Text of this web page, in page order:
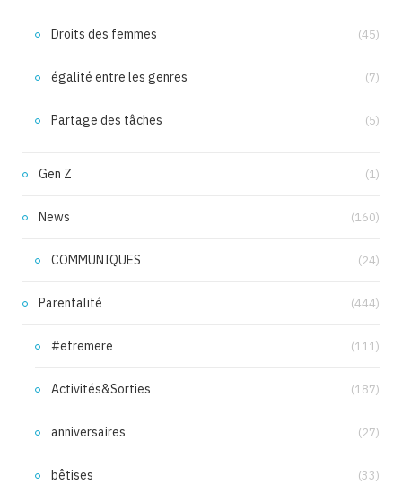
Droits des femmes (45)
égalité entre les genres (7)
Partage des tâches (5)
Gen Z (1)
News (160)
COMMUNIQUES (24)
Parentalité (444)
#etremere (111)
Activités&Sorties (187)
anniversaires (27)
bêtises (33)